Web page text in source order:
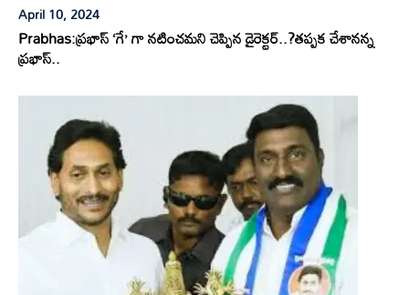
April 10, 2024
Prabhas:ప్రభాస్ ‘గే’ గా నటించమని చెప్పిన డైరెక్టర్..?తప్పక చేశానన్న
ప్రభాస్..